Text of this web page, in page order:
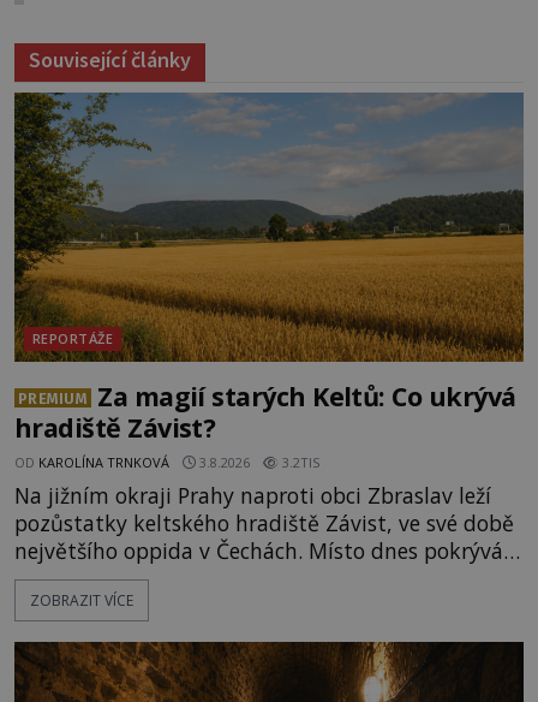
Související články
REPORTÁŽE
PREMIUM
Za magií starých Keltů: Co ukrývá
hradiště Závist?
OD KAROLÍNA TRNKOVÁ 3.8.2026 3.2TIS
Na jižním okraji Prahy naproti obci Zbraslav leží
pozůstatky keltského hradiště Závist, ve své době
největšího oppida v Čechách. Místo dnes pokrývá
les, zbytky po kdysi monumentálním hradišti jsou
ale v terénu patrné stále. Co dalšího tu po Keltech
vrch Hr
ZOBRAZIT VÍCE